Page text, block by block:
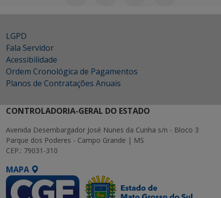
LGPD
Fala Servidor
Acessibilidade
Ordem Cronológica de Pagamentos
Planos de Contratações Anuais
CONTROLADORIA-GERAL DO ESTADO
Avenida Desembargador José Nunes da Cunha s/n - Bloco 3
Parque dos Poderes - Campo Grande | MS
CEP.: 79031-310
MAPA